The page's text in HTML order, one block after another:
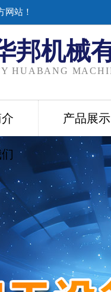
网站！
邦机械
HUABANG
产品展示